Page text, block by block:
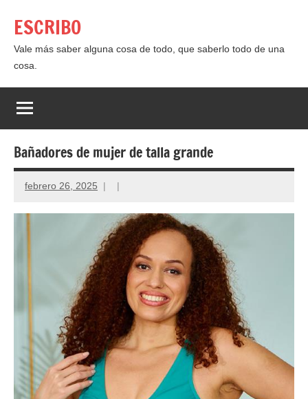
contenido
ESCRIBO
Vale más saber alguna cosa de todo, que saberlo todo de una
cosa.
Bañadores de mujer de talla grande
febrero 26, 2025